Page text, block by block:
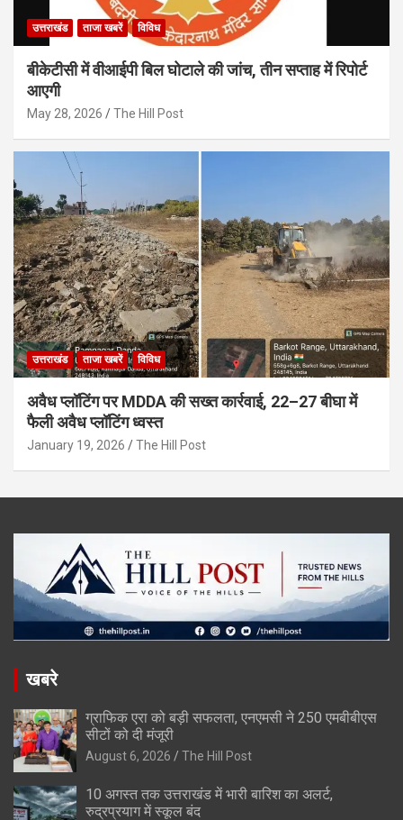
उत्तराखंड ताजा खबरें विविध
बीकेटीसी में वीआईपी बिल घोटाले की जांच, तीन सप्ताह में रिपोर्ट
आएगी
May 28, 2026 The Hill Post
उत्तराखंड ताजा खबरें विविध
अवैध प्लॉटिंग पर MDDA की सख्त कार्रवाई, 22–27 बीघा में
फैली अवैध प्लॉटिंग ध्वस्त
January 19, 2026 The Hill Post
खबरे
ग्राफिक एरा को बड़ी सफलता, एनएमसी ने 250 एमबीबीएस
सीटों को दी मंजूरी
August 6, 2026 The Hill Post
10 अगस्त तक उत्तराखंड में भारी बारिश का अलर्ट,
रुद्रप्रयाग में स्कूल बंद